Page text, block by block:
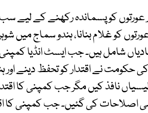
عورتوں کو پسماندہ رکھنے کے لیے
کو غلام بنانا، ہندو سماج میں
شامل ہیں۔ جب ایسٹ انڈیا
حکومت نے اقتدار کو تحفظ دینے اور
نافذ کیں مگر جب کمپنی کا
اصلاحات کی گئیں۔ جب کمپنی کا